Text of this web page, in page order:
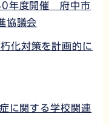
年度開催 府中市
協議会
化対策を計画的に
に関する学校関連